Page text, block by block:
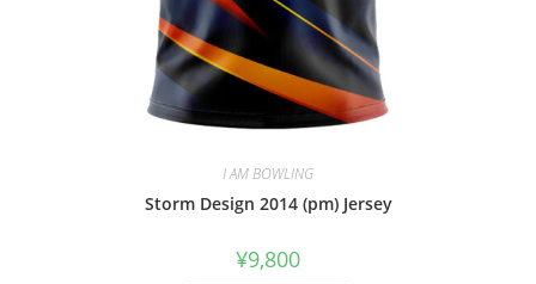
I AM BOWLING
Storm Design 2014 (pm) Jersey
¥9,800